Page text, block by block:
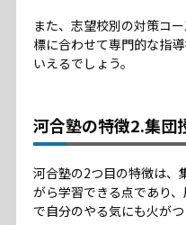
また、志望校別の対策コ
標に合わせて専門的な指
いえるでしょう。
河合塾の特徴2.集団
河合塾の2つ目の特徴は、
がら学習できる点であり
で自分のやる気にも火がつ